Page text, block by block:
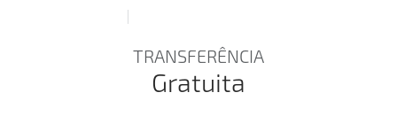
TRANSFERÊNCIA
Gratuita